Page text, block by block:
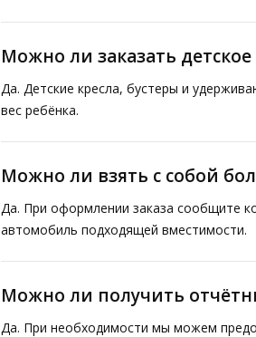
Можно ли заказать детское
Да. Детские кресла, бустеры и
вес ребёнка.
Можно ли взять с собой
Да. При оформлении заказа сообщите
автомобиль подходящей вместимости.
Можно ли получить
Да. При необходимости мы можем